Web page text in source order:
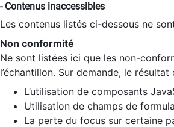
- Contenus inaccessibles
Les contenus listés ci-dessous ne
Non conformité
Ne sont listées ici que les non-
l’échantillon. Sur demande, le
L’utilisation de composants
Utilisation de champs de
La perte du focus sur certaine